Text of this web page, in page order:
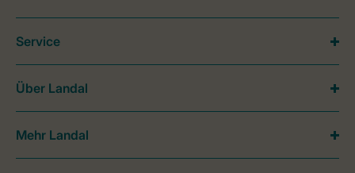
Service
Über Landal
Mehr Landal